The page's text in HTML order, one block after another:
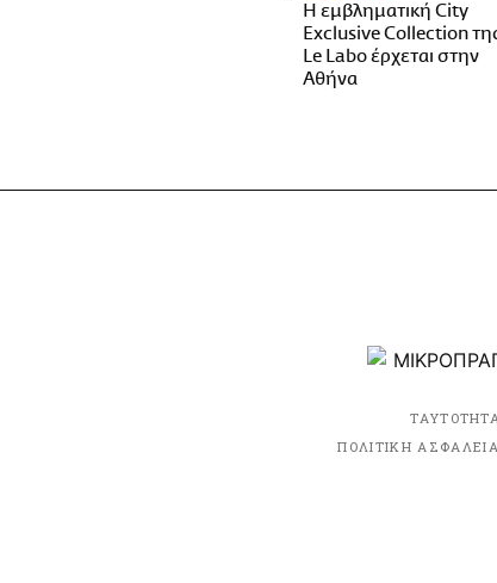
Η εμβληματική City
Exclusive Collection
Le Labo έρχεται στην
Αθήνα
ΠΟΛΙΤΙΚΗ